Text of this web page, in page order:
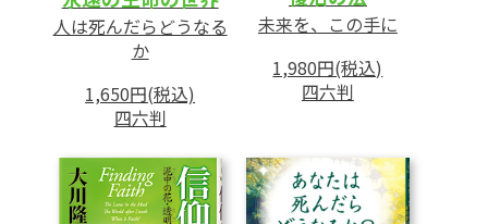
人は死んだらどうなる
か
1,650円(税込)
四六判
未来を、この手に
1,980円(税込)
四六判